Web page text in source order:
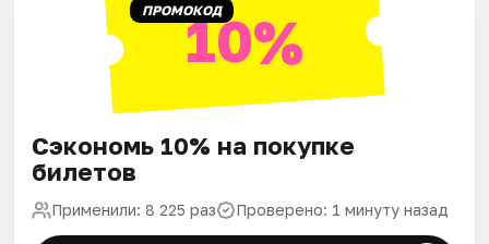
ПРОМОКОД10%
Сэкономь 10% на покупке
билетов
Применили: 8 225 раз Проверено: 1 минуту назад